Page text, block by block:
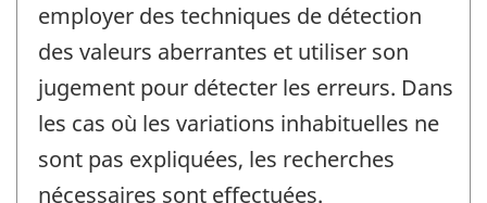
employer des techniques de détection
des valeurs aberrantes et utiliser son
jugement pour détecter les erreurs. Dans
les cas où les variations inhabituelles ne
sont pas expliquées, les recherches
nécessaires sont effectuées.